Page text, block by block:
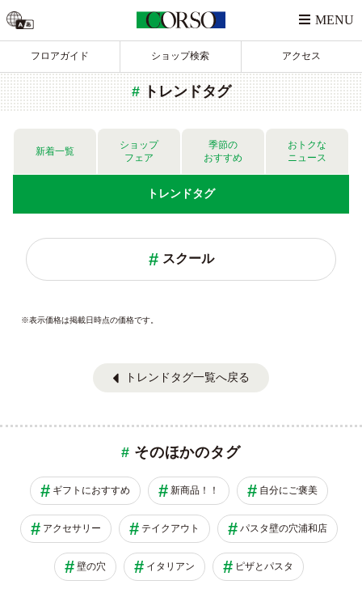
フロアガイド ショップ検索 アクセス
トレンドタグ
新着一覧
ショップ
フェア
季節の
おすすめ
おトクな
ニュース
トレンドタグ
スクール
※表示価格は掲載日時点の価格です。
トレンドタグ一覧へ戻る
そのほかのタグ
ギフトにおすすめ 新商品！！ 自分にご褒美
アクセサリー テイクアウト パスタ壁の穴浦和店
壁の穴 イタリアン ピザとパスタ